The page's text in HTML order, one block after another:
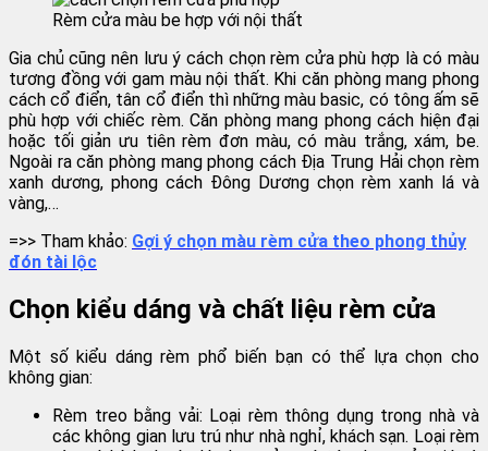
Rèm cửa màu be hợp với nội thất
Gia chủ cũng nên lưu ý cách chọn rèm cửa phù hợp là có màu
tương đồng với gam màu nội thất. Khi căn phòng mang phong
cách cổ điển, tân cổ điển thì những màu basic, có tông ấm sẽ
phù hợp với chiếc rèm. Căn phòng mang phong cách hiện đại
hoặc tối giản ưu tiên rèm đơn màu, có màu trắng, xám, be.
Ngoài ra căn phòng mang phong cách Địa Trung Hải chọn rèm
xanh dương, phong cách Đông Dương chọn rèm xanh lá và
vàng,…
=>> Tham khảo: Gợi ý chọn màu rèm cửa theo phong thủy
đón tài lộc
Chọn kiểu dáng và chất liệu rèm cửa
Một số kiểu dáng rèm phổ biến bạn có thể lựa chọn cho
không gian:
Rèm treo bằng vải: Loại rèm thông dụng trong nhà và
các không gian lưu trú như nhà nghỉ, khách sạn. Loại rèm